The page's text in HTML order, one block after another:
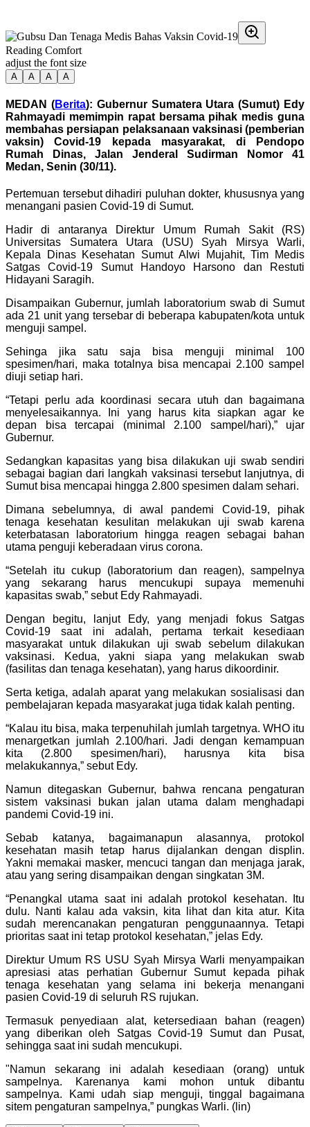
Reading Comfort
adjust the font size
A A A A
MEDAN (Berita): Gubernur Sumatera Utara (Sumut) Edy
Rahmayadi memimpin rapat bersama pihak medis guna
membahas persiapan pelaksanaan vaksinasi (pemberian
vaksin) Covid-19 kepada masyarakat, di Pendopo
Rumah Dinas, Jalan Jenderal Sudirman Nomor 41
Medan, Senin (30/11).
Pertemuan tersebut dihadiri puluhan dokter, khususnya yang
menangani pasien Covid-19 di Sumut.
Hadir di antaranya Direktur Umum Rumah Sakit (RS)
Universitas Sumatera Utara (USU) Syah Mirsya Warli,
Kepala Dinas Kesehatan Sumut Alwi Mujahit, Tim Medis
Satgas Covid-19 Sumut Handoyo Harsono dan Restuti
Hidayani Saragih.
Disampaikan Gubernur, jumlah laboratorium swab di Sumut
ada 21 unit yang tersebar di beberapa kabupaten/kota untuk
menguji sampel.
Sehinga jika satu saja bisa menguji minimal 100
spesimen/hari, maka totalnya bisa mencapai 2.100 sampel
diuji setiap hari.
“Tetapi perlu ada koordinasi secara utuh dan bagaimana
menyelesaikannya. Ini yang harus kita siapkan agar ke
depan bisa tercapai (minimal 2.100 sampel/hari),” ujar
Gubernur.
Sedangkan kapasitas yang bisa dilakukan uji swab sendiri
sebagai bagian dari langkah vaksinasi tersebut lanjutnya, di
Sumut bisa mencapai hingga 2.800 spesimen dalam sehari.
Dimana sebelumnya, di awal pandemi Covid-19, pihak
tenaga kesehatan kesulitan melakukan uji swab karena
keterbatasan laboratorium hingga reagen sebagai bahan
utama penguji keberadaan virus corona.
“Setelah itu cukup (laboratorium dan reagen), sampelnya
yang sekarang harus mencukupi supaya memenuhi
kapasitas swab,” sebut Edy Rahmayadi.
Dengan begitu, lanjut Edy, yang menjadi fokus Satgas
Covid-19 saat ini adalah, pertama terkait kesediaan
masyarakat untuk dilakukan uji swab sebelum dilakukan
vaksinasi. Kedua, yakni siapa yang melakukan swab
(fasilitas dan tenaga kesehatan), yang harus dikoordinir.
Serta ketiga, adalah aparat yang melakukan sosialisasi dan
pembelajaran kepada masyarakat juga tidak kalah penting.
“Kalau itu bisa, maka terpenuhilah jumlah targetnya. WHO itu
menargetkan jumlah 2.100/hari. Jadi dengan kemampuan
kita (2.800 spesimen/hari), harusnya kita bisa
melakukannya,” sebut Edy.
Namun ditegaskan Gubernur, bahwa rencana pengaturan
sistem vaksinasi bukan jalan utama dalam menghadapi
pandemi Covid-19 ini.
Sebab katanya, bagaimanapun alasannya, protokol
kesehatan masih tetap harus dijalankan dengan displin.
Yakni memakai masker, mencuci tangan dan menjaga jarak,
atau yang sering disampaikan dengan singkatan 3M.
“Penangkal utama saat ini adalah protokol kesehatan. Itu
dulu. Nanti kalau ada vaksin, kita lihat dan kita atur. Kita
sudah merencanakan pengaturan penggunaannya. Tetapi
prioritas saat ini tetap protokol kesehatan,” jelas Edy.
Direktur Umum RS USU Syah Mirsya Warli menyampaikan
apresiasi atas perhatian Gubernur Sumut kepada pihak
tenaga kesehatan yang selama ini bekerja menangani
pasien Covid-19 di seluruh RS rujukan.
Termasuk penyediaan alat, ketersediaan bahan (reagen)
yang diberikan oleh Satgas Covid-19 Sumut dan Pusat,
sehingga saat ini sudah mencukupi.
"Namun sekarang ini adalah kesediaan (orang) untuk
sampelnya. Karenanya kami mohon untuk dibantu
sampelnya. Kami udah siap menguji, tinggal bagaimana
sitem pengaturan sampelnya,” pungkas Warli. (lin)